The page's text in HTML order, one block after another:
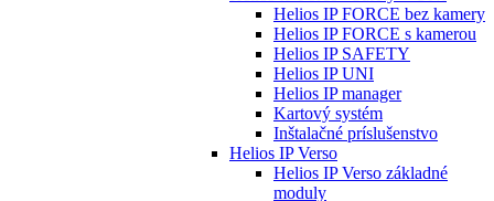
Helios IP FORCE bez kamery
Helios IP FORCE s kamerou
Helios IP SAFETY
Helios IP UNI
Helios IP manager
Kartový systém
Inštalačné príslušenstvo
Helios IP Verso
Helios IP Verso základné
moduly